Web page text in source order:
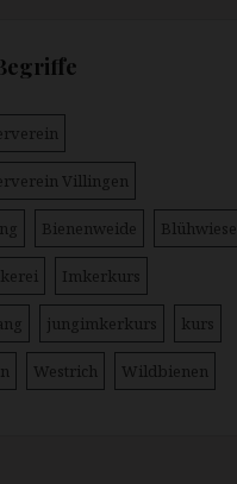
Villingen
Bienenweide Blühwiese
Imkerkurs
jungimkerkurs kurs
Westrich Wildbienen